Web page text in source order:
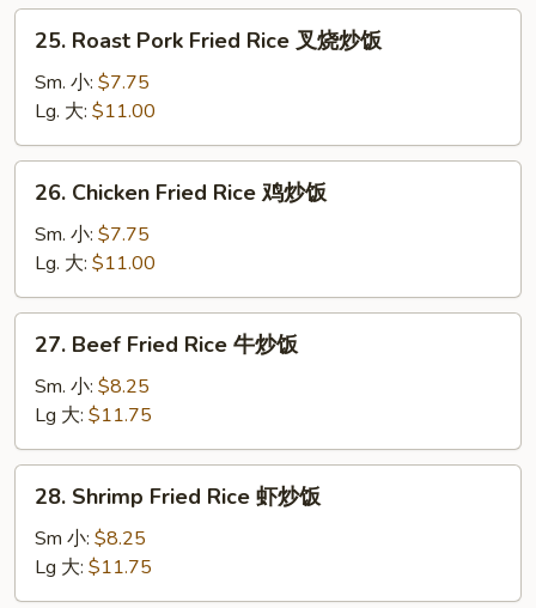
炒
Roast
Pork
Fried
Rice
叉
25. Roast Pork Fried Rice 叉烧炒饭
Sm. 小: $7.75
Lg. 大: $11.00
Chicken
Fried
Rice
鸡
炒
26. Chicken Fried Rice 鸡炒饭
Sm. 小: $7.75
Lg. 大: $11.00
Beef
Fried
Rice
牛
炒
27. Beef Fried Rice 牛炒饭
Sm. 小: $8.25
Lg 大: $11.75
Shrimp
Fried
Rice
虾
28. Shrimp Fried Rice 虾炒饭
Sm 小: $8.25
Lg 大: $11.75